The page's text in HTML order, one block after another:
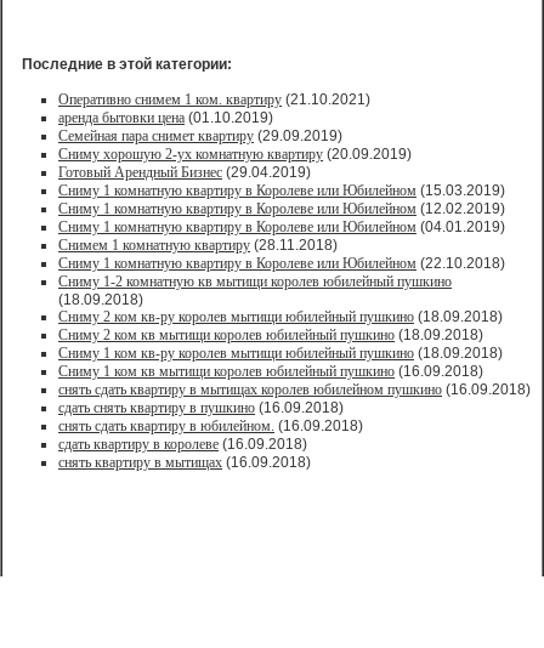
Последние в этой категории:
Оперативно снимем 1 ком. квартиру (21.10.2021)
аренда бытовки цена (01.10.2019)
Семейная пара снимет квартиру (29.09.2019)
Сниму хорошую 2-ух комнатную квартиру (20.09.2019)
Готовый Арендный Бизнес (29.04.2019)
Сниму 1 комнатную квартиру в Королеве или Юбилейном (15.03.2019)
Сниму 1 комнатную квартиру в Королеве или Юбилейном (12.02.2019)
Сниму 1 комнатную квартиру в Королеве или Юбилейном (04.01.2019)
Снимем 1 комнатную квартиру (28.11.2018)
Сниму 1 комнатную квартиру в Королеве или Юбилейном (22.10.2018)
Сниму 1-2 комнатную кв мытищи королев юбилейный пушкино
(18.09.2018)
Сниму 2 ком кв-ру королев мытищи юбилейный пушкино (18.09.2018)
Сниму 2 ком кв мытищи королев юбилейный пушкино (18.09.2018)
Сниму 1 ком кв-ру королев мытищи юбилейный пушкино (18.09.2018)
Сниму 1 ком кв мытищи королев юбилейный пушкино (16.09.2018)
снять сдать квартиру в мытищах королев юбилейном пушкино (16.09.2018)
сдать снять квартиру в пушкино (16.09.2018)
снять сдать квартиру в юбилейном. (16.09.2018)
сдать квартиру в королеве (16.09.2018)
снять квартиру в мытищах (16.09.2018)